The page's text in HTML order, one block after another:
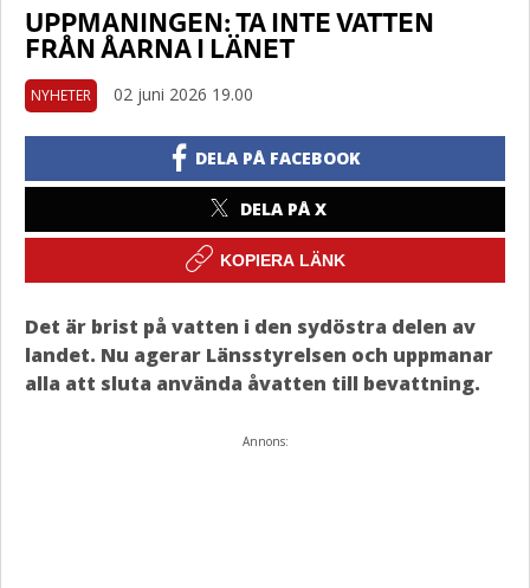
UPPMANINGEN: TA INTE VATTEN
FRÅN ÅARNA I LÄNET
NYHETER 02 juni 2026 19.00
DELA PÅ FACEBOOK
DELA PÅ X
KOPIERA LÄNK
Det är brist på vatten i den sydöstra delen av
landet. Nu agerar Länsstyrelsen och uppmanar
alla att sluta använda åvatten till bevattning.
Annons: